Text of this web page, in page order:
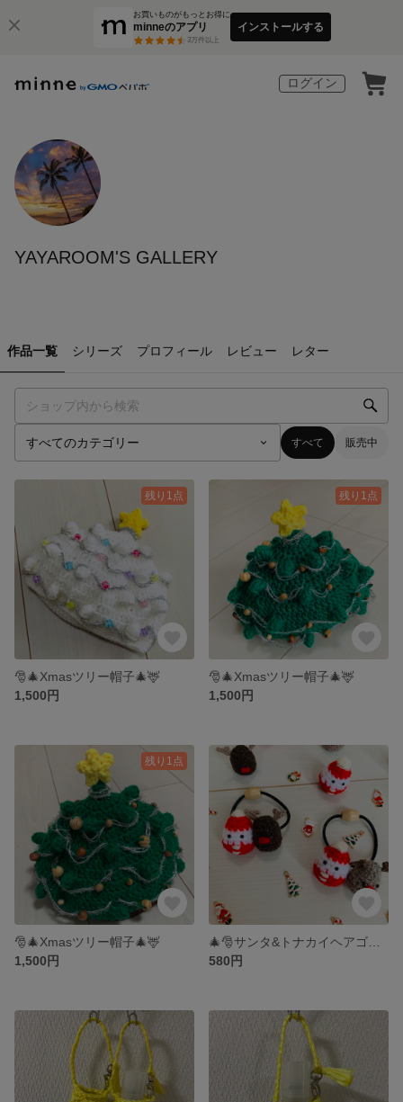
お買いものがもっとお得に
minneのアプリ
3万件以上
インストールする
ログイン
YAYAROOM'S GALLERY
作品一覧 シリーズ プロフィール レビュー レター
すべて 販売中
残り1点
🎅🎄Xmasツリー帽子🎄🦌
1,500円
残り1点
🎅🎄Xmasツリー帽子🎄🦌
1,500円
残り1点
🎅🎄Xmasツリー帽子🎄🦌
1,500円
580円